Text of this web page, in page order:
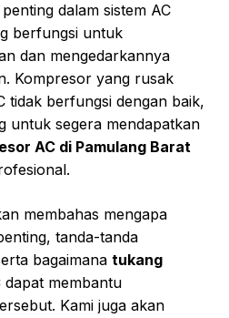
dalam sistem AC
berfungsi untuk
dan mengedarkannya
Kompresor yang rusak
tidak berfungsi dengan baik,
untuk segera mendapatkan
AC di Pamulang Barat
membahas mengapa
tanda-tanda
bagaimana tukang
dapat membantu
Kami juga akan